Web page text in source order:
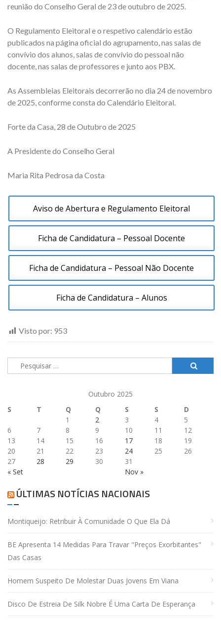
reunião do Conselho Geral de 23 de outubro de 2025.
O Regulamento Eleitoral e o respetivo calendário estão
publicados na página oficial do agrupamento, nas salas de
convívio dos alunos, salas de convívio do pessoal não
docente, nas salas de professores e junto aos PBX.
As Assembleias Eleitorais decorrerão no dia 24 de novembro
de 2025, conforme consta do Calendário Eleitoral.
Forte da Casa, 28 de Outubro de 2025
A Presidente do Conselho Geral
Maria Rita Pedrosa da Costa
Aviso de Abertura e Regulamento Eleitoral
Ficha de Candidatura – Pessoal Docente
Ficha de Candidatura – Pessoal Não Docente
Ficha de Candidatura – Alunos
Visto por: 953
Pesquisar
por:
Outubro 2025
S
T Q Q S S D
« Set Nov »
1 2 3 4
5
6
7 8 9 10 11
12
13
14 15 16 17 18
19
20
21 22 23 24 25
26
27
28 29 30 31
ÚLTIMAS NOTÍCIAS NACIONAIS
Montiqueijo: Retribuir À Comunidade O Que Ela Dá
BE Apresenta 14 Medidas Para Travar "preços Exorbitantes"
Das Casas
Homem Suspeito De Molestar Duas Jovens Em Viana
Disco De Estreia De Silk Nobre É Uma Carta De Esperança